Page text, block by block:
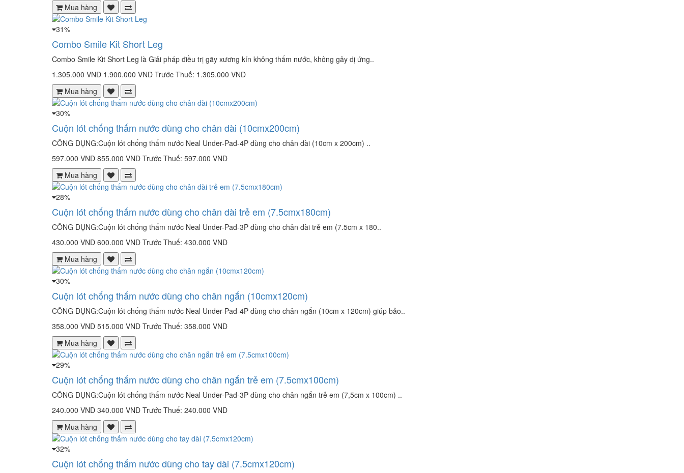
Mua hàng
31%
Combo Smile Kit Short Leg
Combo Smile Kit Short Leg là Giải pháp điều trị gãy xương kín không thấm nước, không gây dị ứng..
1.305.000 VND 1.900.000 VND Trước Thuế: 1.305.000 VND
Mua hàng
30%
Cuộn lót chống thấm nước dùng cho chân dài (10cmx200cm)
CÔNG DỤNG:Cuộn lót chống thấm nước Neal Under-Pad-4P dùng cho chân dài (10cm x 200cm) ..
597.000 VND 855.000 VND Trước Thuế: 597.000 VND
Mua hàng
28%
Cuộn lót chống thấm nước dùng cho chân dài trẻ em (7.5cmx180cm)
CÔNG DỤNG:Cuộn lót chống thấm nước Neal Under-Pad-3P dùng cho chân dài trẻ em (7.5cm x 180..
430.000 VND 600.000 VND Trước Thuế: 430.000 VND
Mua hàng
30%
Cuộn lót chống thấm nước dùng cho chân ngắn (10cmx120cm)
CÔNG DỤNG:Cuộn lót chống thấm nước Neal Under-Pad-4P dùng cho chân ngắn (10cm x 120cm) giúp bảo..
358.000 VND 515.000 VND Trước Thuế: 358.000 VND
Mua hàng
29%
Cuộn lót chống thấm nước dùng cho chân ngắn trẻ em (7.5cmx100cm)
CÔNG DỤNG:Cuộn lót chống thấm nước Neal Under-Pad-3P dùng cho chân ngắn trẻ em (7,5cm x 100cm) ..
240.000 VND 340.000 VND Trước Thuế: 240.000 VND
Mua hàng
32%
Cuộn lót chống thấm nước dùng cho tay dài (7.5cmx120cm)